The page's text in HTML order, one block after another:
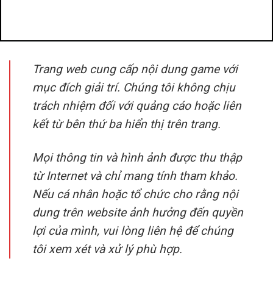
Trang web cung cấp nội dung game với
mục đích giải trí. Chúng tôi không chịu
trách nhiệm đối với quảng cáo hoặc liên
kết từ bên thứ ba hiển thị trên trang.
Mọi thông tin và hình ảnh được thu thập
từ Internet và chỉ mang tính tham khảo.
Nếu cá nhân hoặc tổ chức cho rằng nội
dung trên website ảnh hưởng đến quyền
lợi của mình, vui lòng liên hệ để chúng
tôi xem xét và xử lý phù hợp.